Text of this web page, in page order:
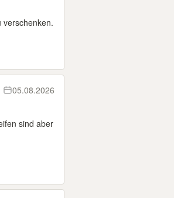
verschenken.
05.08.2026
sind aber